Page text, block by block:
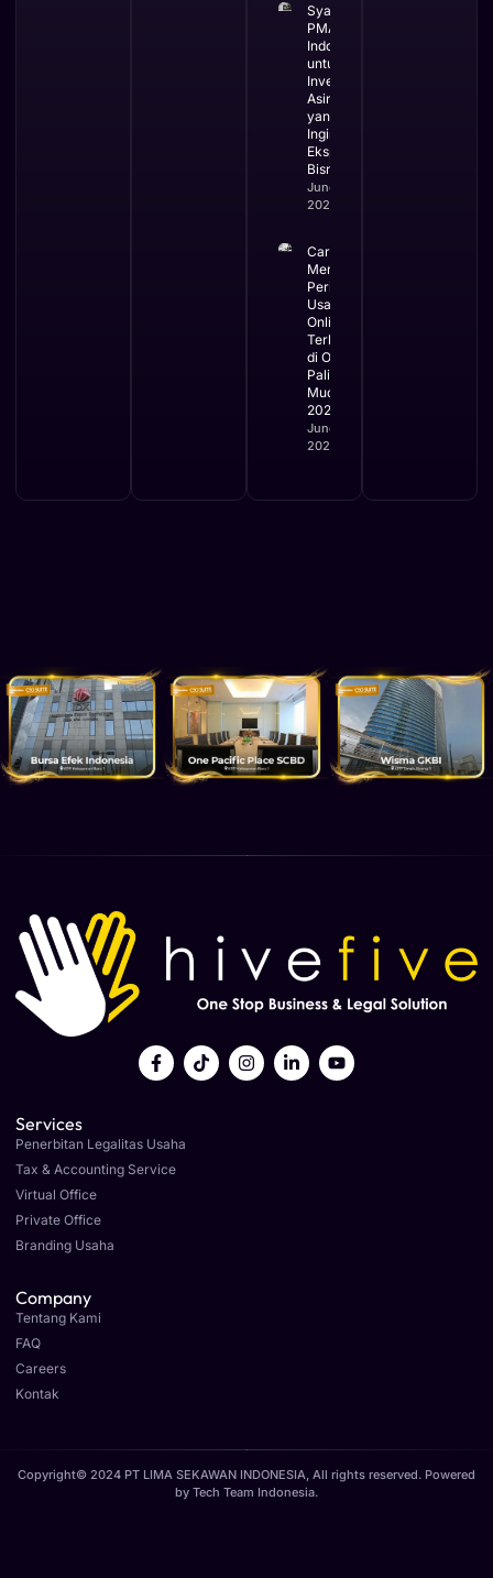
Syarat
PMA di
Indonesia
untuk
Investor
Asing
yang
Ingin
Ekspansi
Bisnis
June 3,
2026
Cara
Mengurus
Perizinan
Usaha
Online
Terbaru
di OSS
Paling
Mudah
2026
June 2,
2026
Services
Penerbitan Legalitas Usaha
Tax & Accounting Service
Virtual Office
Private Office
Branding Usaha
Company
Tentang Kami
FAQ
Careers
Kontak
Copyright© 2024 PT LIMA SEKAWAN INDONESIA, All rights reserved. Powered
by Tech Team Indonesia.